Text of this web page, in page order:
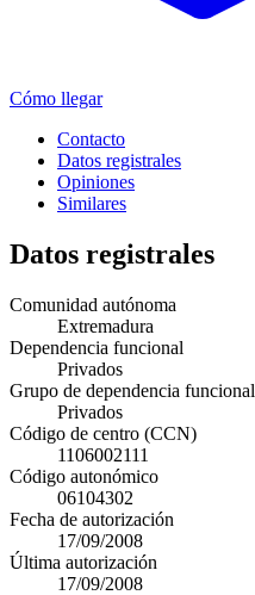
Cómo llegar
Contacto
Datos registrales
Opiniones
Similares
Datos registrales
Comunidad autónoma
Extremadura
Dependencia funcional
Privados
Grupo de dependencia funcional
Privados
Código de centro (CCN)
1106002111
Código autonómico
06104302
Fecha de autorización
17/09/2008
Última autorización
17/09/2008